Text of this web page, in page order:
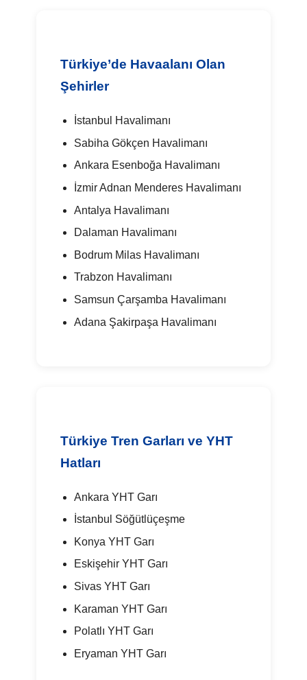
Türkiye’de Havaalanı Olan
Şehirler
İstanbul Havalimanı
Sabiha Gökçen Havalimanı
Ankara Esenboğa Havalimanı
İzmir Adnan Menderes Havalimanı
Antalya Havalimanı
Dalaman Havalimanı
Bodrum Milas Havalimanı
Trabzon Havalimanı
Samsun Çarşamba Havalimanı
Adana Şakirpaşa Havalimanı
Türkiye Tren Garları ve YHT
Hatları
Ankara YHT Garı
İstanbul Söğütlüçeşme
Konya YHT Garı
Eskişehir YHT Garı
Sivas YHT Garı
Karaman YHT Garı
Polatlı YHT Garı
Eryaman YHT Garı